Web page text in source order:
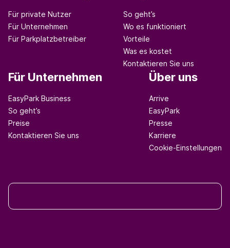
Für private Nutzer
Für Unternehmen
Für Parkplatzbetreiber
So geht’s
Wo es funktioniert
Vorteile
Was es kostet
Kontaktieren Sie uns
Für Unternehmen
EasyPark Business
So geht’s
Preise
Kontaktieren Sie uns
Über uns
Arrive
EasyPark
Presse
Karriere
Cookie-Einstellungen